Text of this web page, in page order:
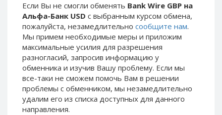
Если Вы не смогли обменять Bank Wire GBP на
Альфа-Банк USD с выбранным курсом обмена,
пожалуйста, незамедлительно сообщите нам.
Мы примем необходимые меры и приложим
максимальные усилия для разрешения
разногласий, запросив информацию у
обменника и изучив Вашу проблему. Если мы
все-таки не сможем помочь Вам в решении
проблемы c обменником, мы незамедлительно
удалим его из списка доступных для данного
направления.
Phone Balance AMD
Neteller USD
Neteller EUR
Neteller INR
Neteller PLN
Neteller GBP
Neteller NOK
Neteller SEK
Phone Balance AMD
Neteller USD
Neteller EUR
Neteller INR
Neteller PLN
Neteller GBP
Neteller NOK